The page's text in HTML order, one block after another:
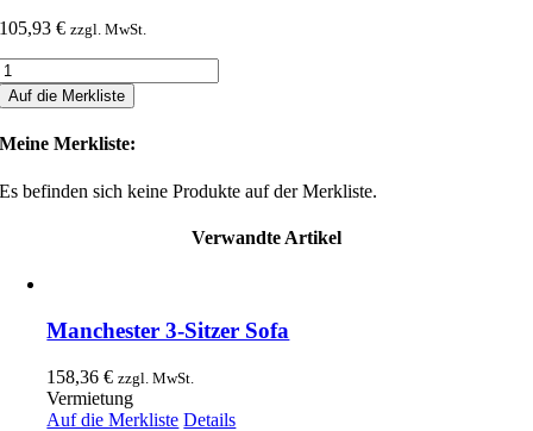
105,93€ zzgl. MwSt.
Auf die Merkliste
Meine Merkliste:
Es befinden sich keine Produkte auf der Merkliste.
Verwandte Artikel
Manchester 3-Sitzer Sofa
158,36€ zzgl. MwSt.
Vermietung
Auf die Merkliste Details